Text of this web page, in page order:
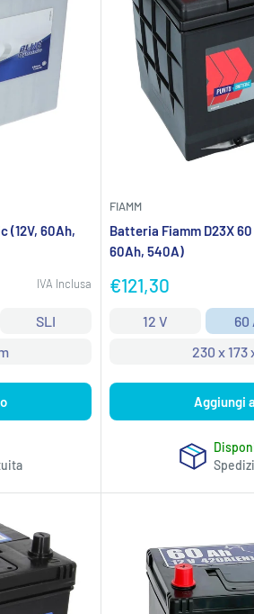
(12V, 60Ah,
IVA Inclusa
SLI
FIAMM
Batteria Fiamm D23X
60Ah, 540A)
Prezzo
€121,30
60
12 V
230 x 173
Aggiungi